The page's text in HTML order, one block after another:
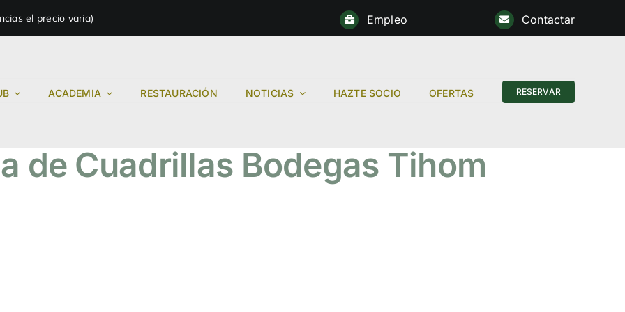
el precio varia) Empleo Contactar
ACADEMIA RESTAURACIÓN NOTICIAS HAZTE SOCIO OFERTAS RESERVAR
Anterior
de Cuadrillas Bodegas Tihom